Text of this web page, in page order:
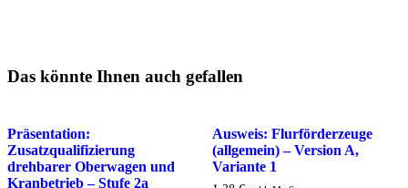
Das könnte Ihnen auch gefallen
Präsentation:
Zusatzqualifizierung
drehbarer Oberwagen und
Kranbetrieb – Stufe 2a
Ausweis: Flurförderzeuge
(allgemein) – Version A,
Variante 1